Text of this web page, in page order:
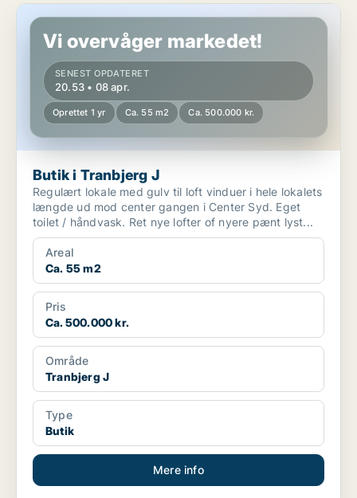
Butik i Tranbjerg J
Vi overvåger markedet!
SENEST OPDATERET
20.53 • 08 apr.
Oprettet 1 yr Ca. 55 m2 Ca. 500.000 kr.
Butik i Tranbjerg J
Regulært lokale med gulv til loft vinduer i hele lokalets
længde ud mod center gangen i Center Syd. Eget
toilet / håndvask. Ret nye lofter of nyere pænt lyst...
Areal
Ca. 55 m2
Pris
Ca. 500.000 kr.
Område
Tranbjerg J
Type
Butik
Mere info